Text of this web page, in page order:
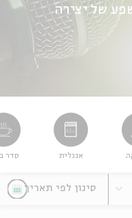
של יצירה
אנגלית סדר